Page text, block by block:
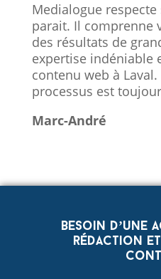
Medialogue
parait. Il comprenne
des résultats de
expertise indéniable
contenu web à
processus est
Marc-André
Besoin d’une
rédaction